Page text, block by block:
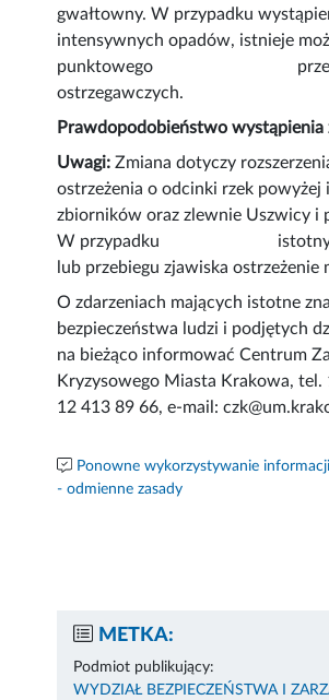
gwałtowny. W przypadku
intensywnych opadów, istnieje
punktowego
ostrzegawczych.
Prawdopodobieństwo wystąpienia
Uwagi: Zmiana dotyczy
ostrzeżenia o odcinki rzek powyżej
zbiorników oraz zlewnie Uszwicy i
W przypadku istotnych
lub przebiegu zjawiska ostrzeżenie
O zdarzeniach mających istotne
bezpieczeństwa ludzi i podjętych
na bieżąco informować Centrum
Kryzysowego Miasta Krakowa, tel.
12 413 89 66, e-mail:
Ponowne wykorzystywanie
- odmienne zasady
METKA:
Podmiot publikujący:
WYDZIAŁ BEZPIECZEŃSTWA I